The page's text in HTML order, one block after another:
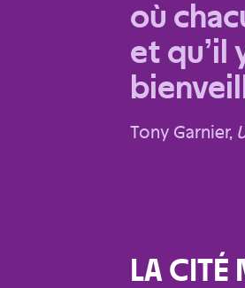
où
et qu’il
Tony Garnier,
LA CITÉ